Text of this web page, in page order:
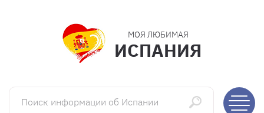
МОЯ ЛЮБИМАЯ
ИСПАНИЯ
Поиск информации об Испании